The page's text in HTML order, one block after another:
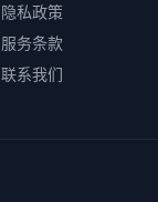
隐私政策
服务条款
联系我们